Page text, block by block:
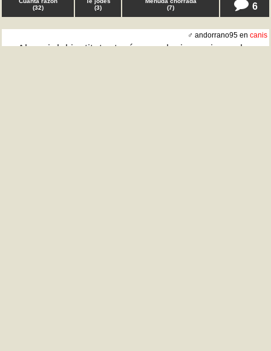
(32)
(3)
(7) 6
♂ andorrano95 en canis
Al cani del instituto, tenía que decir que ir con los